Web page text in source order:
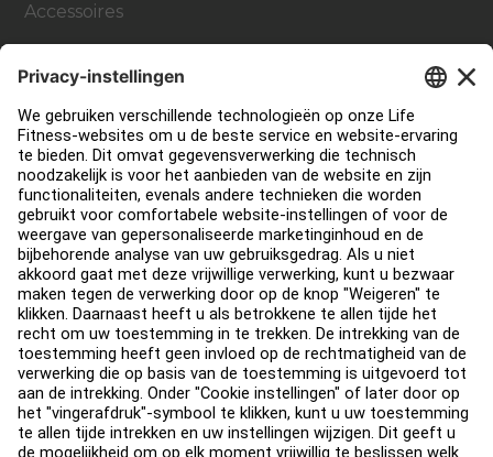
Accessoires
Service Hub
Onderwijs Hub
Over
Vind een distributeur
Zoek een Winkel
Legaal
Toegankelijkheid
Carrière
Aanmelden bij Facility Connect